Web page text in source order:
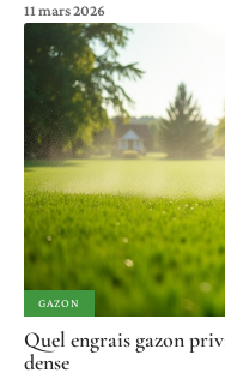
11 mars 2026
GAZON
Quel engrais gazon
dense